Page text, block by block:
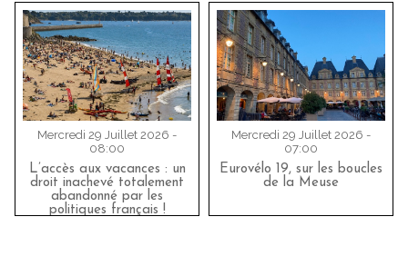
Mercredi 29 Juillet 2026 -
08:00
L’accès aux vacances : un
droit inachevé totalement
abandonné par les
politiques français !
Mercredi 29 Juillet 2026 -
07:00
Eurovélo 19, sur les boucles
de la Meuse